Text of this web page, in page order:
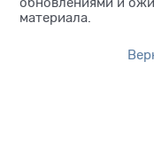
материала.